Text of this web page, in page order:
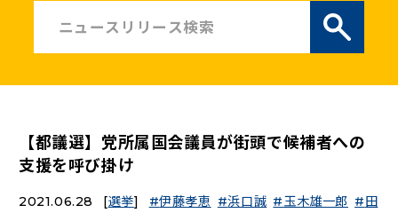
お問い合わせ
ニュースリリース
こくみんうさぎの部屋
【都議選】党所属国会議員が街頭で候補者への
支援を呼び掛け
2021.06.28 [選挙] 伊藤孝恵 浜口誠 玉木雄一郎
田